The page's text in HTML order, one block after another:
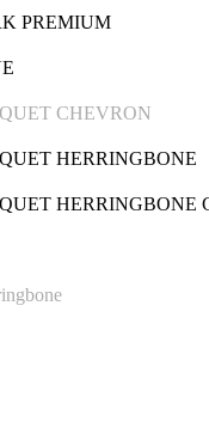
PREMIUM
CHEVRON
HERRINGBONE
HERRINGBONE